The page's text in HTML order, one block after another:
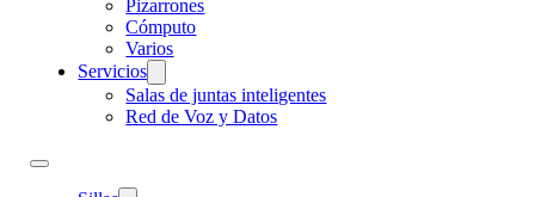
Pizarrones
Cómputo
Varios
Servicios
Salas de juntas inteligentes
Red de Voz y Datos